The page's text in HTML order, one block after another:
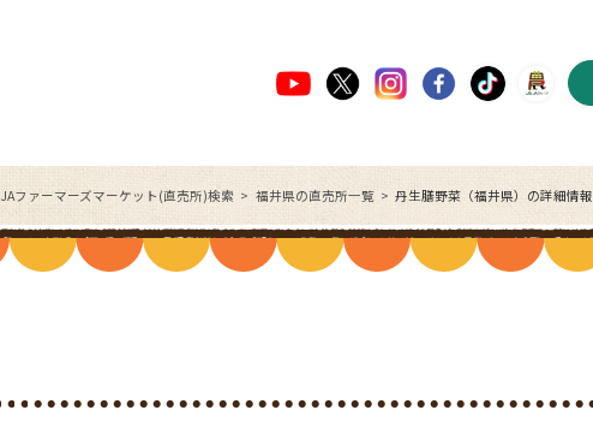
JAファーマーズマーケット(直売所)検索 福井県の直売所一覧 丹生膳野菜（福井県）の詳細情報